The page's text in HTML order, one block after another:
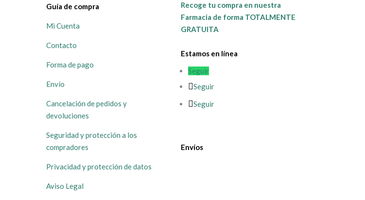
Guía de compra
Mi Cuenta
Contacto
Forma de pago
Envío
Cancelación de pedidos y
devoluciones
Seguridad y protección a los
compradores
Privacidad y protección de datos
Aviso Legal
Recoge tu compra en nuestra
Farmacia de forma TOTALMENTE
GRATUITA
Estamos en línea
Seguir
Seguir
Seguir
Envíos